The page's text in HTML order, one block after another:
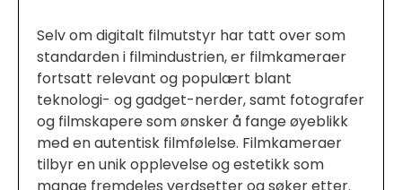
Selv om digitalt filmutstyr har tatt over som
standarden i filmindustrien, er filmkameraer
fortsatt relevant og populært blant
teknologi- og gadget-nerder, samt fotografer
og filmskapere som ønsker å fange øyeblikk
med en autentisk filmfølelse. Filmkameraer
tilbyr en unik opplevelse og estetikk som